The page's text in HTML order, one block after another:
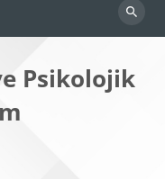
Dersleri
Psikolojik